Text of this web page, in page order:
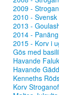
2009 -
2010 -
2013 -
2014 -
2015 - Korv i
Gös med
Havande
Havande
Kenneths
Korv